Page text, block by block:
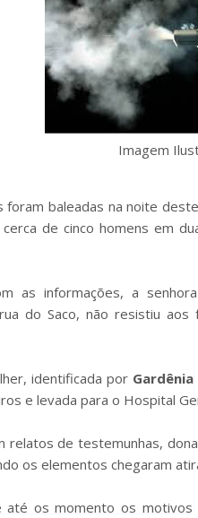
Imagem
foram baleadas na noite
de cinco homens em
as informações, a senhora
do Saco, não resistiu
identificada por Gardênia
e levada para o Hospital
relatos de testemunhas,
os elementos chegaram
até os momento os